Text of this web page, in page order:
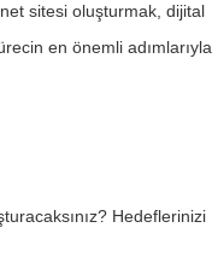
sitesi oluşturmak, dijital
en önemli adımlarıyla
Hedeflerinizi